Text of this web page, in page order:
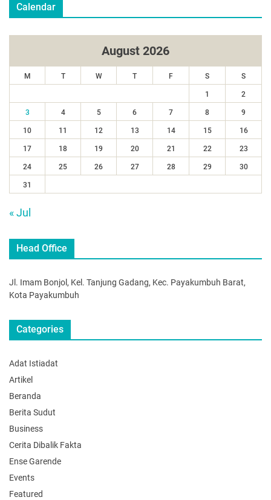
Calendar
August 2026
M T W T F S S
1 2
3 4 5 6 7 8 9
10 11 12 13 14 15 16
17 18 19 20 21 22 23
24 25 26 27 28 29 30
31
« Jul
Head Office
Jl. Imam Bonjol, Kel. Tanjung Gadang, Kec. Payakumbuh Barat,
Kota Payakumbuh
Categories
Adat Istiadat
Artikel
Beranda
Berita Sudut
Business
Cerita Dibalik Fakta
Ense Garende
Events
Featured